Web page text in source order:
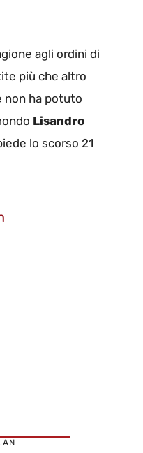
agli ordini di
più che altro
non ha potuto
Lisandro
lo scorso 21